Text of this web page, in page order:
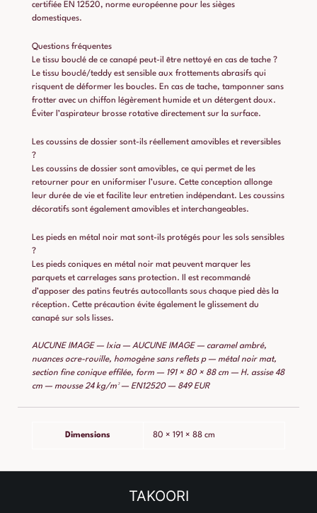
certifiée EN 12520, norme européenne pour les sièges
domestiques.
Questions fréquentes
Le tissu bouclé de ce canapé peut-il être nettoyé en cas de tache ?
Le tissu bouclé/teddy est sensible aux frottements abrasifs qui
risquent de déformer les boucles. En cas de tache, tamponner sans
frotter avec un chiffon légèrement humide et un détergent doux.
Éviter l’aspirateur brosse rotative directement sur la surface.
Les coussins de dossier sont-ils réellement amovibles et reversibles
?
Les coussins de dossier sont amovibles, ce qui permet de les
retourner pour en uniformiser l’usure. Cette conception allonge
leur durée de vie et facilite leur entretien indépendant. Les coussins
décoratifs sont également amovibles et interchangeables.
Les pieds en métal noir mat sont-ils protégés pour les sols sensibles
?
Les pieds coniques en métal noir mat peuvent marquer les
parquets et carrelages sans protection. Il est recommandé
d’apposer des patins feutrés autocollants sous chaque pied dès la
réception. Cette précaution évite également le glissement du
canapé sur sols lisses.
AUCUNE IMAGE — Ixia — AUCUNE IMAGE — caramel ambré,
nuances ocre-rouille, homogène sans reflets p — métal noir mat,
section fine conique effilée, form — 191 × 80 × 88 cm — H. assise 48
cm — mousse 24 kg/m³ — EN12520 — 849 EUR
Dimensions 80 × 191 × 88 cm
TAKOORI